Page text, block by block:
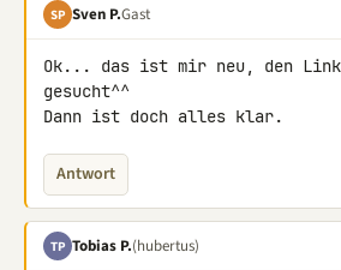
SP Sven P.Gast
Ok... das ist mir neu, den
gesucht^^
Dann ist doch alles klar.
Antwort
TP Tobias P.(hubertus)